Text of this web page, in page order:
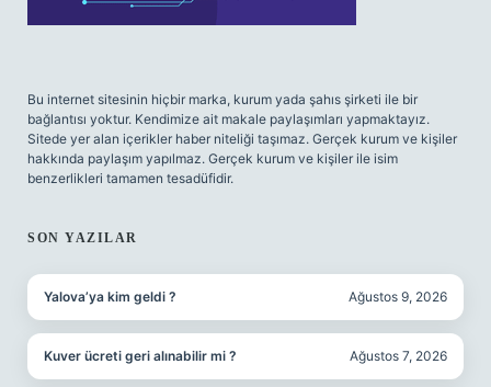
Bu internet sitesinin hiçbir marka, kurum yada şahıs şirketi ile bir
bağlantısı yoktur. Kendimize ait makale paylaşımları yapmaktayız.
Sitede yer alan içerikler haber niteliği taşımaz. Gerçek kurum ve kişiler
hakkında paylaşım yapılmaz. Gerçek kurum ve kişiler ile isim
benzerlikleri tamamen tesadüfidir.
SON YAZILAR
Yalova’ya kim geldi ? Ağustos 9, 2026
Kuver ücreti geri alınabilir mi ? Ağustos 7, 2026